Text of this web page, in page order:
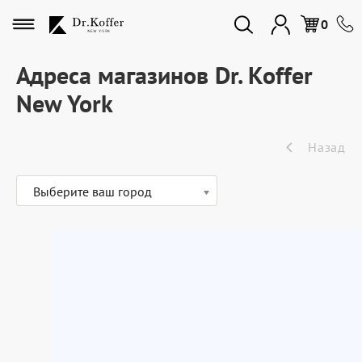
0
Избранное
Дорожная коллекция
Женская коллекция
Адреса магазинов Dr. Koffer
New York
Назад
Выберите ваш город